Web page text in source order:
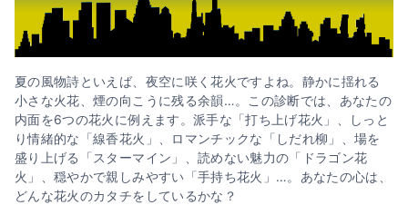
夏の風物詩といえば、夜空に咲く花火ですよね。静かに揺れる
小さな火花、煙の向こうに残る余韻…。この診断では、あなたの
内面を6つの花火に例えます。派手な「打ち上げ花火」、しっと
り情緒的な「線香花火」、ロマンチックな「しだれ柳」、場を
盛り上げる「スターマイン」、読めない魅力の「ドラゴン花
火」、穏やかで親しみやすい「手持ち花火」…。あなたの心は、
どんな花火のカタチをしているかな？